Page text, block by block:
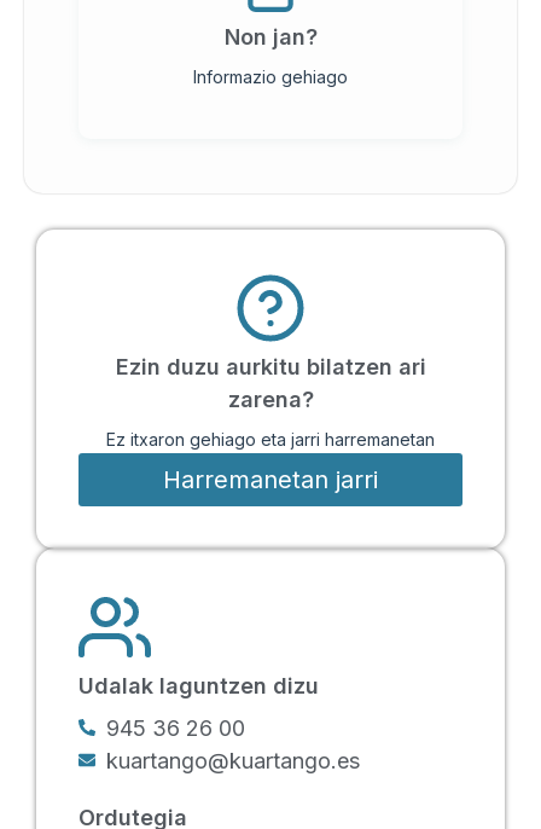
Non jan?
Informazio gehiago
Ezin duzu aurkitu bilatzen ari
zarena?
Ez itxaron gehiago eta jarri harremanetan
Harremanetan jarri
Udalak laguntzen dizu
945 36 26 00
kuartango@kuartango.es
Ordutegia